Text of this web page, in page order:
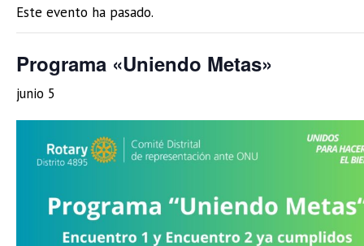
Este evento ha pasado.
Programa «Uniendo Metas»
junio 5